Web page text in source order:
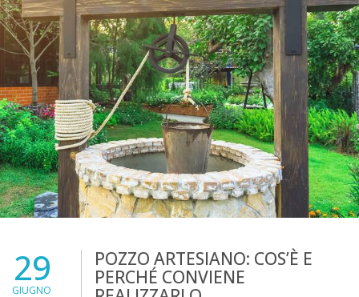
29
GIUGNO
POZZO ARTESIANO: COS’È E
PERCHÉ CONVIENE